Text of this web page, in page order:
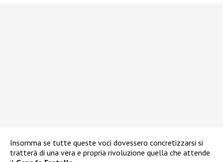
Insomma se tutte queste voci dovessero concretizzarsi si
tratterà di una vera e propria rivoluzione quella che attende